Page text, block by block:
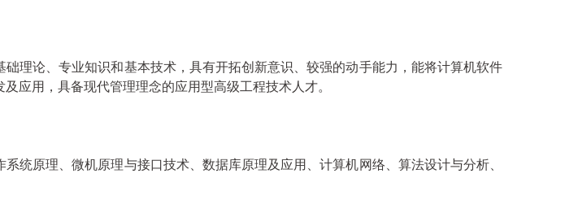
理论、专业知识和基本技术，具有开拓创新意识、较强的动手能力，能将计算机软件
应用，具备现代管理理念的应用型高级工程技术人才。
统原理、微机原理与接口技术、数据库原理及应用、计算机网络、算法设计与分析、